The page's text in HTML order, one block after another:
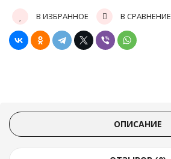
В ИЗБРАННОЕ В СРАВНЕНИЕ
ОПИСАНИЕ